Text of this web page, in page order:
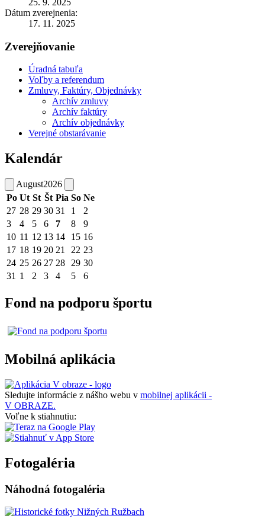
Dátum zverejnenia:
17. 11. 2025
Zverejňovanie
Úradná tabuľa
Voľby a referendum
Zmluvy, Faktúry, Objednávky
Archív zmluvy
Archív faktúry
Archív objednávky
Verejné obstarávanie
Kalendár
August2026
Po Ut St Št Pia So Ne
27 28 29 30 31 1
2
3
4 5 6 7 8
9
10 11 12 13 14 15 16
17 18 19 20 21 22 23
24 25 26 27 28 29 30
31 1 2 3 4 5 6
Fond na podporu športu
Mobilná aplikácia
Sledujte informácie z nášho webu v mobilnej aplikácii -
V OBRAZE.
Voľne k stiahnutiu:
Fotogaléria
Náhodná fotogaléria